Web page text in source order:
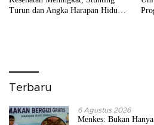
Turun dan Angka Harapan Hidup
Terbaru
6 Agustus 2026
Menkes: Bukan